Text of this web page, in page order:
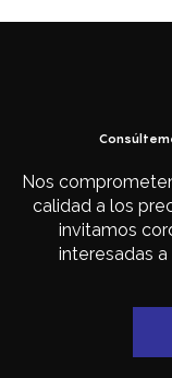
Nos
calidad a los
invitamos
interesadas